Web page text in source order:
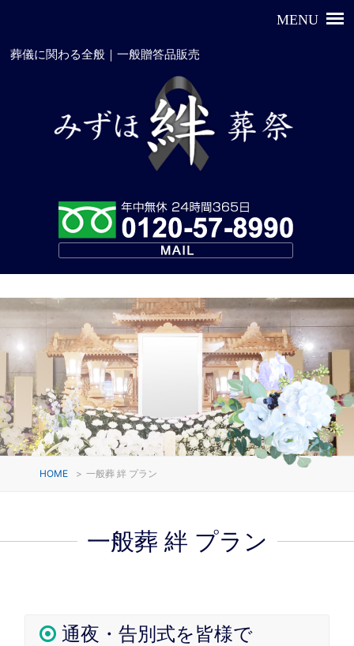
葬儀に関わる全般｜一般贈答品販売
HOME > 一般葬 絆 プラン
一般葬 絆 プラン
通夜・告別式を皆様で